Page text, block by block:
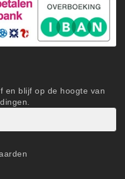
en blijf op de hoogte van